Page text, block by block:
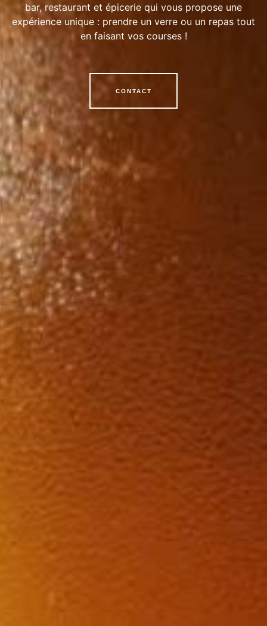
bar, restaurant et épicerie qui vous propose une
expérience unique : prendre un verre ou un repas tout
en faisant vos courses !
CONTACT